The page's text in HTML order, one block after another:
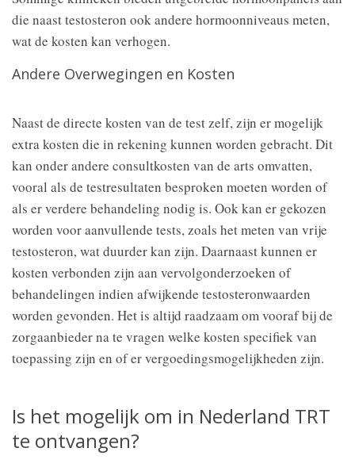
die naast testosteron ook andere hormoonniveaus meten,
wat de kosten kan verhogen.
Andere Overwegingen en Kosten
Naast de directe kosten van de test zelf, zijn er mogelijk
extra kosten die in rekening kunnen worden gebracht. Dit
kan onder andere consultkosten van de arts omvatten,
vooral als de testresultaten besproken moeten worden of
als er verdere behandeling nodig is. Ook kan er gekozen
worden voor aanvullende tests, zoals het meten van vrije
testosteron, wat duurder kan zijn. Daarnaast kunnen er
kosten verbonden zijn aan vervolgonderzoeken of
behandelingen indien afwijkende testosteronwaarden
worden gevonden. Het is altijd raadzaam om vooraf bij de
zorgaanbieder na te vragen welke kosten specifiek van
toepassing zijn en of er vergoedingsmogelijkheden zijn.
Is het mogelijk om in Nederland TRT
te ontvangen?